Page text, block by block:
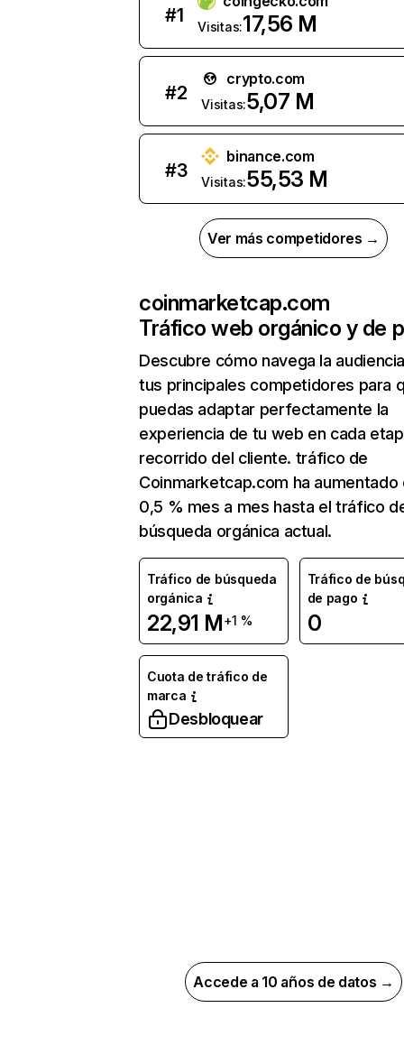
#1
Visitas:17,56 M
#2
crypto.com
Visitas:5,07 M
#3
binance.com
Visitas:55,53 M
Ver más competidores →
coinmarketcap.com
Tráfico web orgánico y de
Descubre cómo navega la
tus principales competidores para
puedas adaptar perfectamente la
experiencia de tu web en cada
recorrido del cliente. tráfico de
Coinmarketcap.com ha aumentado
0,5 % mes a mes hasta el tráfico
búsqueda orgánica actual.
Tráfico de búsqueda
orgánica
22,91 M+1 %
Tráfico de
de pago
0
Cuota de tráfico de
marca
Desbloquear
Accede a 10 años de datos →